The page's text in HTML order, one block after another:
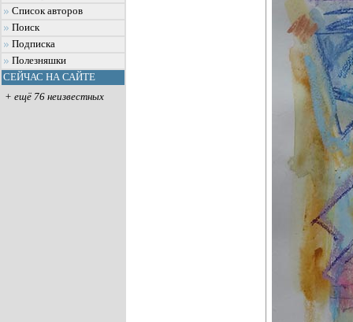
Список авторов
Поиск
Подписка
Полезняшки
СЕЙЧАС НА САЙТЕ
+ ещё 76 неизвестных